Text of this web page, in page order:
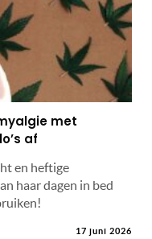
met
af
en heftige
haar dagen in bed
17 juni 2026